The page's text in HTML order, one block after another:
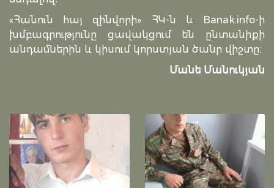
«Հանուն հայ զինվորի» ՀԿ-ն և Banak.info-ի
խմբագրությունը ցավակցում են ընտանիքի
անդամներին և կիսում կորստյան ծանր վիշտը։
Մանե Մանուկյան